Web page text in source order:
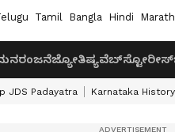
Tamil Bangla Hindi
ಜ್ಯೋತಿಷ್ಯವೆಬ್‌ಸ್ಟೋರೀಸ್
JDS Padayatra Karnataka